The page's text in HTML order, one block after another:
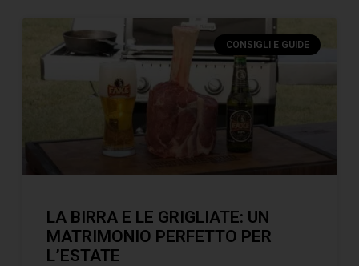
CONSIGLI E GUIDE
LA BIRRA E LE GRIGLIATE: UN
MATRIMONIO PERFETTO PER
L’ESTATE